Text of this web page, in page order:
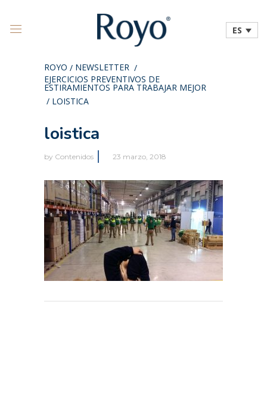
ES
ROYO / NEWSLETTER /
EJERCICIOS PREVENTIVOS DE
ESTIRAMIENTOS PARA TRABAJAR MEJOR
/ LOISTICA
loistica
by Contenidos 23 marzo, 2018